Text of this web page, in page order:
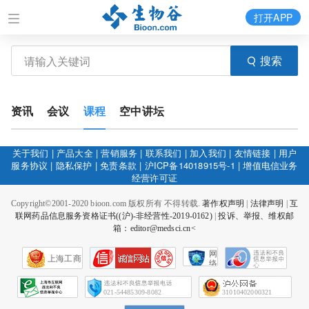
搜索
打开APP
资讯 会议 课程 空中讲坛
关于我们 | 产品大全|营销服务 | 联系我们 | 加入我们 | 友情链接 | 用户
服务协议 | 隐私保护 |免责条款 | 沪ICP备14018915号-1 |增值电信业务
经营许可证
Copyright©2001-2020 bioon.com 版权所有 不得转载.著作权声明 法律声明
互
联网药品信息服务资格证书((沪)-非经营性-2019-0162)|投诉、举报、维权邮
箱：editor@medsci.cn<
上海工商
网
络
会
征
021-54485309-8082 31010402000321